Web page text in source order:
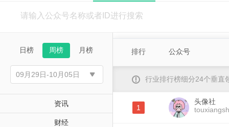
日榜 周榜 月榜
资讯
财经
排行 公众号
行业排行榜细分24个垂直
1
头像社